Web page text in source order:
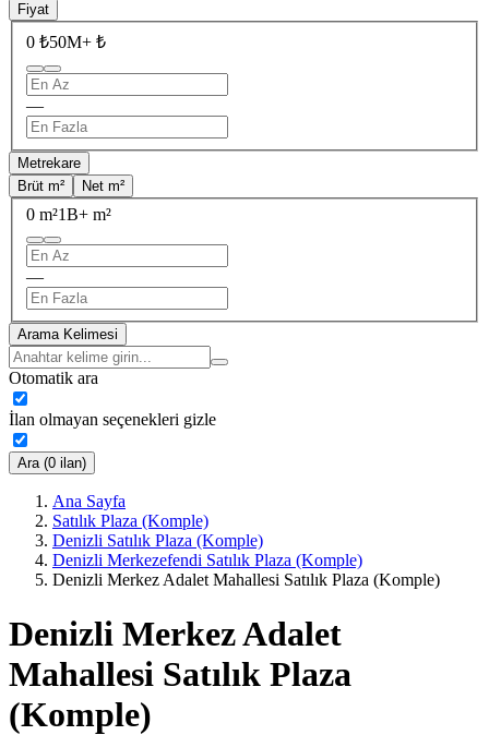
Fiyat
0 ₺50M+ ₺
—
Metrekare
Brüt m²
Net m²
0 m²1B+ m²
—
Arama Kelimesi
Otomatik ara
İlan olmayan seçenekleri gizle
Ara (0 ilan)
Ana Sayfa
Satılık Plaza (Komple)
Denizli Satılık Plaza (Komple)
Denizli Merkezefendi Satılık Plaza (Komple)
Denizli Merkez Adalet Mahallesi Satılık Plaza (Komple)
Denizli Merkez Adalet
Mahallesi Satılık Plaza
(Komple)